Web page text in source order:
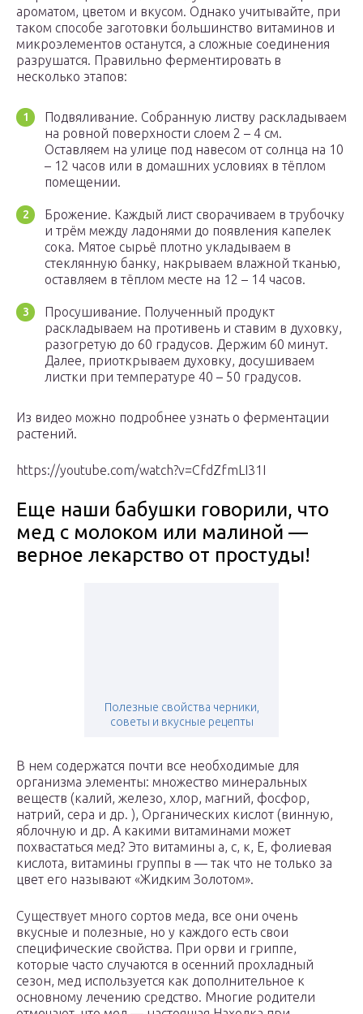
ароматом, цветом и вкусом. Однако учитывайте, при
таком способе заготовки большинство витаминов и
микроэлементов останутся, а сложные соединения
разрушатся. Правильно ферментировать в
несколько этапов:
Подвяливание. Собранную листву раскладываем
на ровной поверхности слоем 2 – 4 см.
Оставляем на улице под навесом от солнца на 10
– 12 часов или в домашних условиях в тёплом
помещении.
Брожение. Каждый лист сворачиваем в трубочку
и трём между ладонями до появления капелек
сока. Мятое сырьё плотно укладываем в
стеклянную банку, накрываем влажной тканью,
оставляем в тёплом месте на 12 – 14 часов.
Просушивание. Полученный продукт
раскладываем на противень и ставим в духовку,
разогретую до 60 градусов. Держим 60 минут.
Далее, приоткрываем духовку, досушиваем
листки при температуре 40 – 50 градусов.
Из видео можно подробнее узнать о ферментации
растений.
https://youtube.com/watch?v=CfdZfmLI31I
Еще наши бабушки говорили, что
мед с молоком или малиной —
верное лекарство от простуды!
Полезные свойства черники,
советы и вкусные рецепты
В нем содержатся почти все необходимые для
организма элементы: множество минеральных
веществ (калий, железо, хлор, магний, фосфор,
натрий, сера и др. ), Органических кислот (винную,
яблочную и др. А какими витаминами может
похвастаться мед? Это витамины а, с, к, Е, фолиевая
кислота, витамины группы в — так что не только за
цвет его называют «Жидким Золотом».
Существует много сортов меда, все они очень
вкусные и полезные, но у каждого есть свои
специфические свойства. При орви и гриппе,
которые часто случаются в осенний прохладный
сезон, мед используется как дополнительное к
основному лечению средство. Многие родители